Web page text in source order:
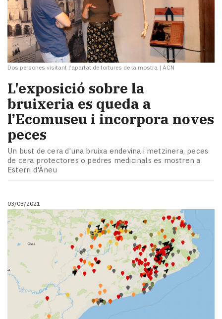
Dos persones visitant l’apartat de tortures de la mostra | ACN
​L'exposició sobre la
bruixeria es queda a
l’Ecomuseu i incorpora noves
peces
Un bust de cera d'una bruixa endevina i metzinera, peces
de cera protectores o pedres medicinals es mostren a
Esterri d'Àneu
03/03/2021